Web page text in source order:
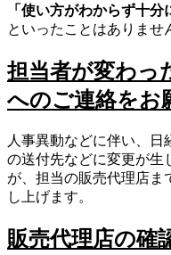
「使い方がわからず十分
といったことはありませ
担当者が変わっ
へのご連絡をお
人事異動などに伴い、
の送付先などに変更が生
が、担当の販売代理店ま
し上げます。
販売代理店の確